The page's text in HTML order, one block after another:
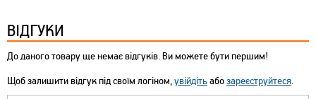
ВІДГУКИ
До даного товару ще немає відгуків. Ви можете бути першим!
Щоб залишити відгук під своїм логіном,увійдітьабозареєструйтеся.